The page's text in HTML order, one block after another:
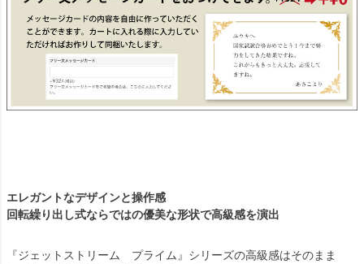
エレガントなデザインと操作感
回転繰り出し式ならではの優美な形状で高級感を演出
『ジェットストリーム プライム』シリーズの高級感はそのまま